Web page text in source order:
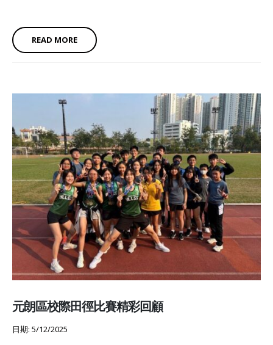
READ MORE
元朗區校際田徑比賽精彩回顧
日期: 5/12/2025